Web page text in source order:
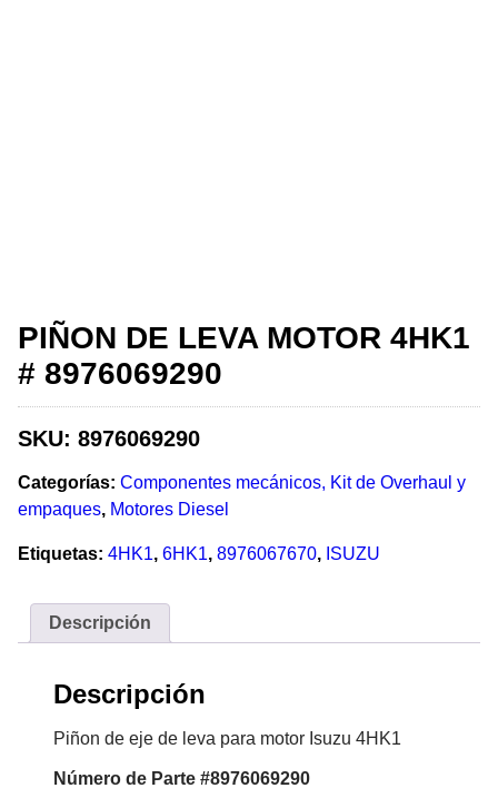
PIÑON DE LEVA MOTOR 4HK1
# 8976069290
SKU: 8976069290
Categorías: Componentes mecánicos, Kit de Overhaul y
empaques, Motores Diesel
Etiquetas: 4HK1, 6HK1, 8976067670, ISUZU
Descripción
Descripción
Piñon de eje de leva para motor Isuzu 4HK1
Número de Parte #8976069290